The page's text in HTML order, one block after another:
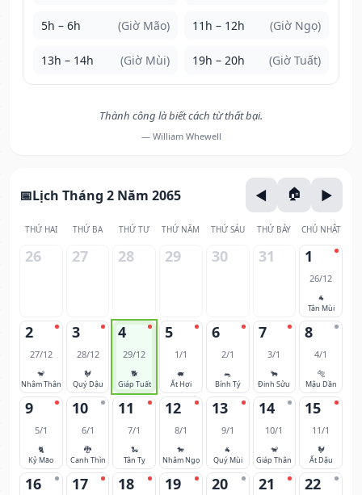
5h – 6h (Giờ Mão) 11h – 12h (Giờ Ngọ)
13h – 14h (Giờ Mùi) 19h – 20h (Giờ Tuất)
Thành công là biết cách từ thất bại.
— William Whewell
Lịch Tháng 2 Năm 2065
THỨ HAI THỨ BA THỨ TƯ THỨ NĂM THỨ SÁU THỨ BẢY CHỦ NHẬT
26 27 28 29 30 31 1
26/12
🐐
Tân Mùi
2
27/12
🐒
Nhâm Thân
3
28/12
🐓
Quý Dậu
4
29/12
🐕
Giáp Tuất
5
1/1
🐖
Ất Hợi
6
2/1
🐀
Bính Tý
7
3/1
🐂
Đinh Sửu
8
4/1
🐅
Mậu Dần
9
5/1
🐈
Kỷ Mão
10
6/1
🐉
Canh Thìn
11
7/1
🐍
Tân Tỵ
12
8/1
🐎
Nhâm Ngọ
13
9/1
🐐
Quý Mùi
14
10/1
🐒
Giáp Thân
15
11/1
🐓
Ất Dậu
16 17 18 19 20 21 22